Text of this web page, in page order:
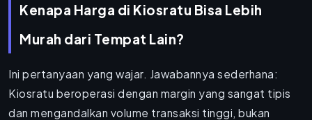
Kenapa Harga di Kiosratu Bisa Lebih
Murah dari Tempat Lain?
Ini pertanyaan yang wajar. Jawabannya sederhana:
Kiosratu beroperasi dengan margin yang sangat tipis
dan mengandalkan volume transaksi tinggi, bukan